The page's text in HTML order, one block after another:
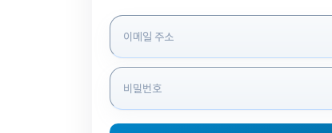
로그인 정보 입력